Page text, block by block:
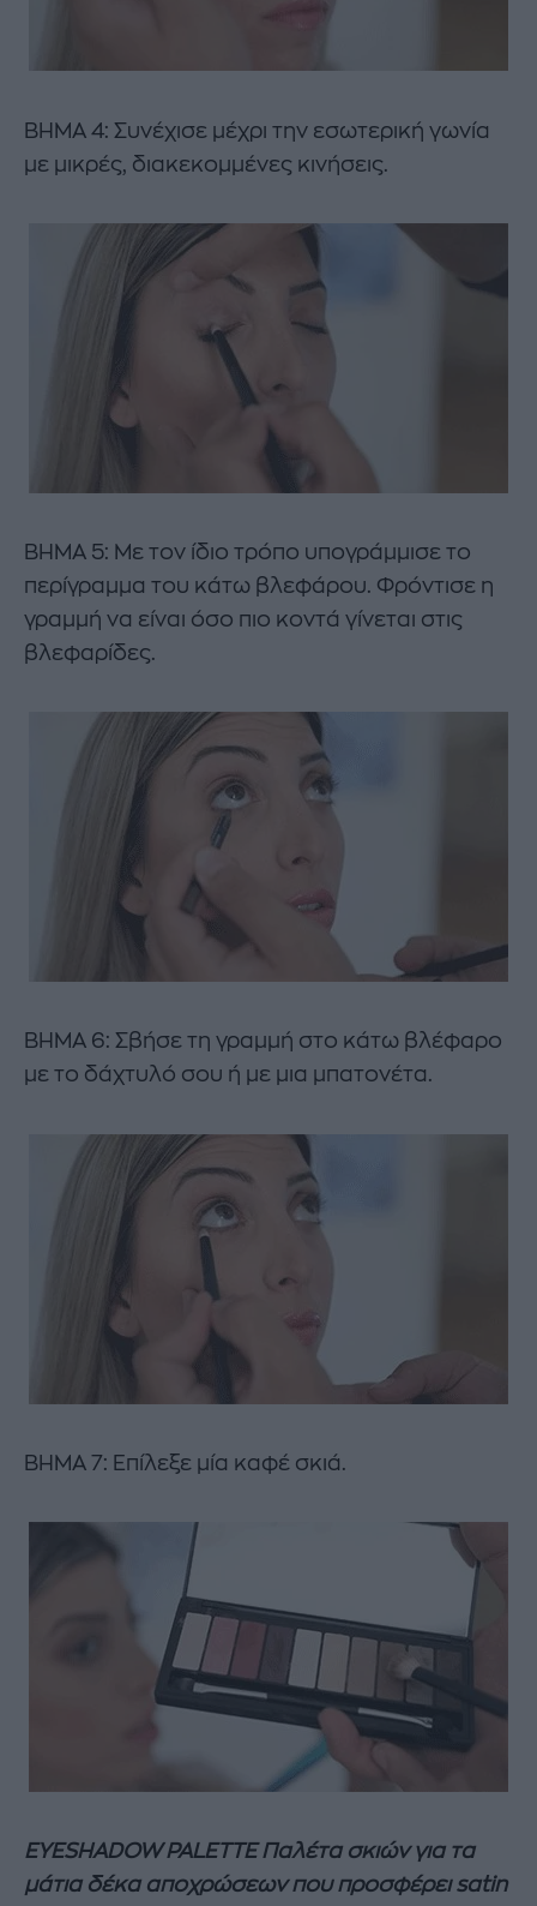
ΒΗΜΑ 4: Συνέχισε μέχρι την εσωτερική γωνία
με μικρές, διακεκομμένες κινήσεις.
ΒΗΜΑ 5: Με τον ίδιο τρόπο υπογράμμισε το
περίγραμμα του κάτω βλεφάρου. Φρόντισε η
γραμμή να είναι όσο πιο κοντά γίνεται στις
βλεφαρίδες.
ΒΗΜΑ 6: Σβήσε τη γραμμή στο κάτω βλέφαρο
με το δάχτυλό σου ή με μια μπατονέτα.
ΒΗΜΑ 7: Επίλεξε μία καφέ σκιά.
EYESHADOW PALETTE Παλέτα σκιών για τα
μάτια δέκα αποχρώσεων που προσφέρει satin